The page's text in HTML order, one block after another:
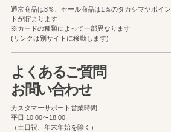
通常商品は8％、セール商品は1％のタカシマヤポイン
トが貯まります
※カードの種類によって一部異なります
(リンクは別サイトに移動します)
よくあるご質問
お問い合わせ
カスタマーサポート営業時間
平日 10:00〜18:00
（土日祝、年末年始を除く）